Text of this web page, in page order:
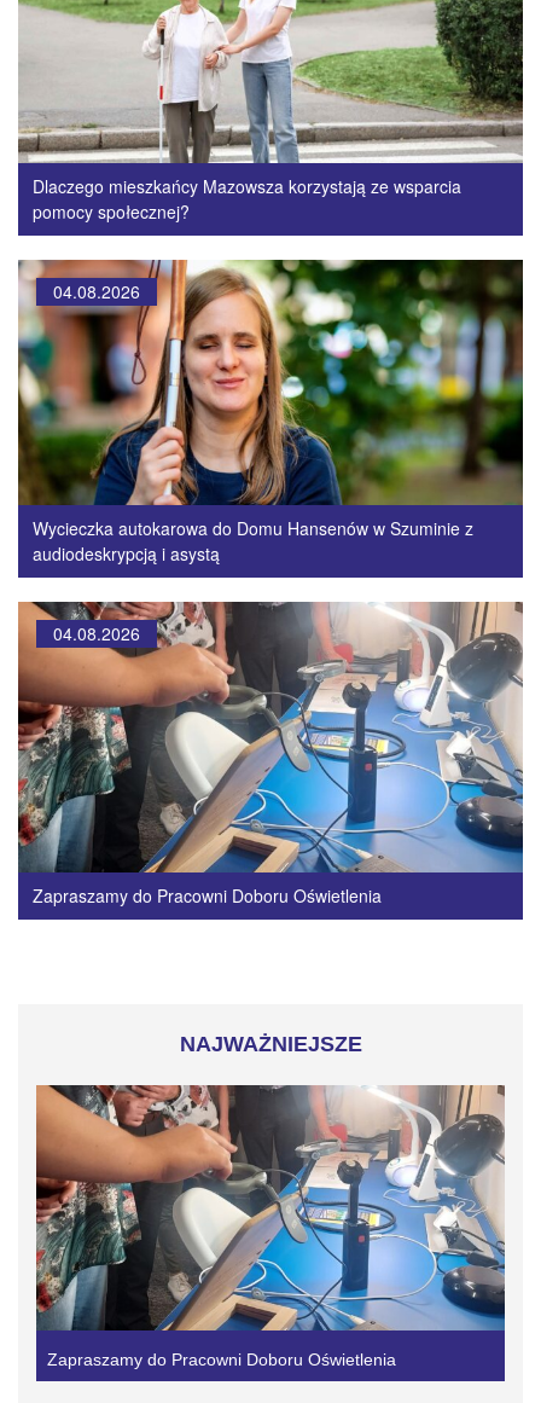
Dlaczego mieszkańcy Mazowsza korzystają ze wsparcia
pomocy społecznej?
04.08.2026
Wycieczka autokarowa do Domu Hansenów w Szuminie z
audiodeskrypcją i asystą
04.08.2026
Zapraszamy do Pracowni Doboru Oświetlenia
NAJWAŻNIEJSZE
Zapraszamy do Pracowni Doboru Oświetlenia